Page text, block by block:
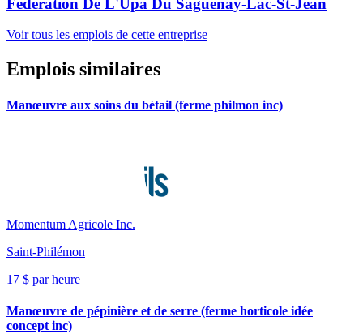
Voir tous les emplois de cette entreprise
Emplois similaires
Manœuvre aux soins du bétail (ferme philmon inc)
Momentum Agricole Inc.
Saint-Philémon
17 $ par heure
Manœuvre de pépinière et de serre (ferme horticole idée
concept inc)